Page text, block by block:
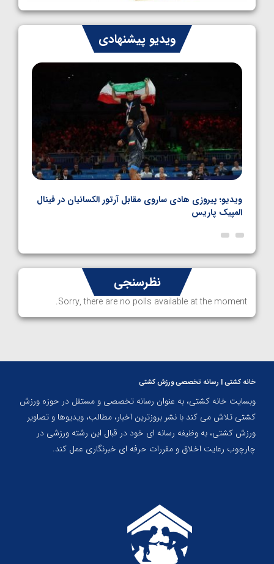
1405/05/07
ایران چشم به راه چهار مدال در پنج وزن دوم
کشتی فرنگی نوجوانان جهان
1405/05/06
ویدیو پیشنهادی
ویدیو؛ پیروزی هادی ساروی مقابل آرتور الکسانیان در فینال
المپیک پاریس
نظرسنجی
Sorry, there are no polls available at the moment.
خانه کشتی | رسانه تخصصی ورزش کشتی
وبسایت خانه کشتی، به عنوان رسانه تخصصی و مستقل در حوزه ورزش
کشتی تلاش می کند با نشر بروزترین اخبار، مطالب، ویدیوها و تصاویر
ورزش کشتی، به وظیفه رسانه ای خود در قبال این رشته ورزشی در
چارچوب رعایت اخلاق و مقررات حرفه ای خبرنگاری عمل کند.